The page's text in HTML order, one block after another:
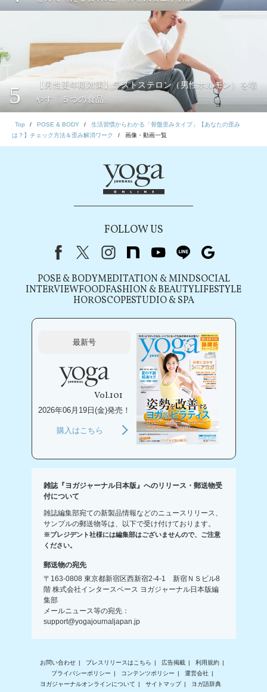
5
【男性更年期対策】テストステロン（男性ホルモン）を増
やす「５つの食品」
Top POSE & BODY
生活習慣からわかる「骨盤歪みタイプ」【あなたの歪み
は？】チェック方法＆歪み解消ワーク
画像・動画一覧
FOLLOW US
FacebookX（旧Twitter）
instagram
note youtubeline
POSE & BODYMEDITATION & MINDSOCIAL
INTERVIEWFOODFASHION & BEAUTYLIFESTYLE
HOROSCOPESTUDIO & SPA
最新号
Vol.101
2026年06月19日(金)発売！
購入はこちら
雑誌『ヨガジャーナル日本版』へのリリース・郵送物受
付について
雑誌編集部宛ての新製品情報などのニュースリリース、
サンプルの郵送物等は、以下で受け付けております。
※プレジデント社様には編集部はございませんので、ご注意
ください。
郵送物の宛先
〒163-0808 東京都新宿区西新宿2-4-1 新宿ＮＳビル8
階 株式会社インタースペース ヨガジャーナル日本版編
集部
メールニュース等の宛先：
support@yogajournaljapan.jp
お問い合わせ プレスリリースはこちら 広告掲載
利用規約
プライバシーポリシー
コンテンツポリシー
運営会社
ヨガジャーナルオンラインについて
サイトマップ ヨガ語辞典